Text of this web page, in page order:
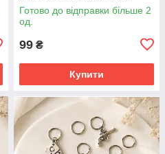
Готово до відправки більше 2
од.
99 ₴
Купити